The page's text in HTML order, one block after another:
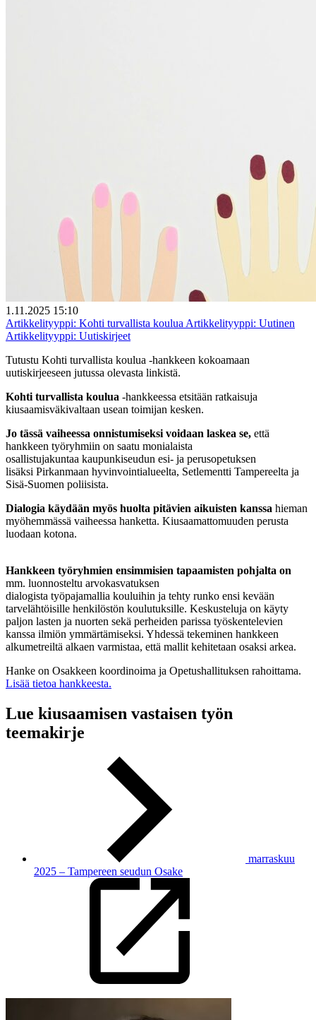
1.11.2025 15:10
Artikkelityyppi: Kohti turvallista kouluaArtikkelityyppi: Uutinen
Artikkelityyppi: Uutiskirjeet
Tutustu Kohti turvallista koulua -hankkeen kokoamaan
uutiskirjeeseen jutussa olevasta linkistä.
Kohti turvallista koulua -hankkeessa etsitään ratkaisuja
kiusaamisväkivaltaan usean toimijan kesken.
Jo tässä vaiheessa onnistumiseksi voidaan laskea se, että
hankkeen työryhmiin on saatu monialaista
osallistujakuntaa kaupunkiseudun esi- ja perusopetuksen
lisäksi Pirkanmaan hyvinvointialueelta, Setlementti Tampereelta ja
Sisä-Suomen poliisista.
Dialogia käydään myös huolta pitävien aikuisten kanssa hieman
myöhemmässä vaiheessa hanketta. Kiusaamattomuuden perusta
luodaan kotona.
Hankkeen työryhmien ensimmisien tapaamisten pohjalta on
mm. luonnosteltu arvokasvatuksen
dialogista työpajamallia kouluihin ja tehty runko ensi kevään
tarvelähtöisille henkilöstön koulutuksille. Keskusteluja on käyty
paljon lasten ja nuorten sekä perheiden parissa työskentelevien
kanssa ilmiön ymmärtämiseksi. Yhdessä tekeminen hankkeen
alkumetreiltä alkaen varmistaa, että mallit kehitetaan osaksi arkea.
Hanke on Osakkeen koordinoima ja Opetushallituksen rahoittama.
Lisää tietoa hankkeesta.
Lue kiusaamisen vastaisen työn
teemakirje
marraskuu
2025 – Tampereen seudun Osake